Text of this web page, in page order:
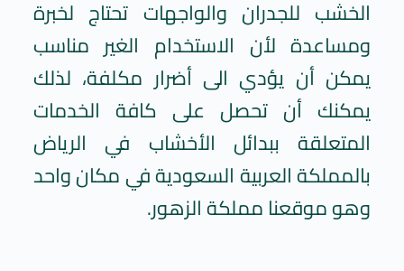
الخشب للجدران والواجهات تحتاج لخبرة
ومساعدة لأن الاستخدام الغير مناسب
يمكن أن يؤدي الى أضرار مكلفة، لذلك
يمكنك أن تحصل على كافة الخدمات
المتعلقة ببدائل الأخشاب في الرياض
بالمملكة العربية السعودية في مكان واحد
وهو موقعنا مملكة الزهور.